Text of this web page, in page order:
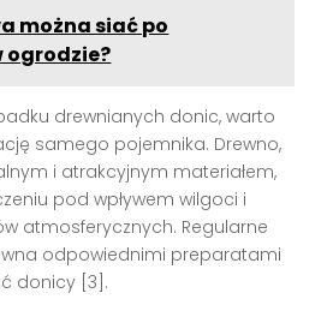
można siać po
ogrodzie?
drewnianych donic, warto
samego pojemnika. Drewno,
i atrakcyjnym materiałem,
pod wpływem wilgoci i
atmosferycznych. Regularne
odpowiednimi preparatami
donicy [3].